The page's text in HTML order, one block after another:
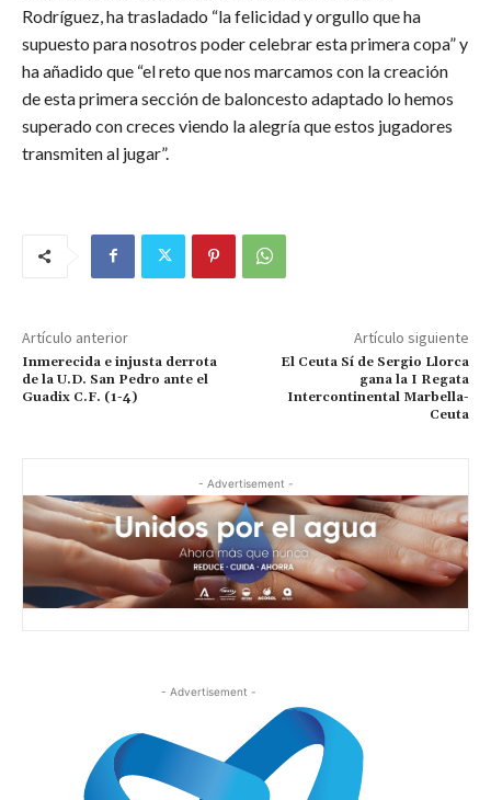
Rodríguez, ha trasladado “la felicidad y orgullo que ha
supuesto para nosotros poder celebrar esta primera copa” y
ha añadido que “el reto que nos marcamos con la creación
de esta primera sección de baloncesto adaptado lo hemos
superado con creces viendo la alegría que estos jugadores
transmiten al jugar”.
Artículo anterior
Inmerecida e injusta derrota
de la U.D. San Pedro ante el
Guadix C.F. (1-4)
Artículo siguiente
El Ceuta Sí de Sergio Llorca
gana la I Regata
Intercontinental Marbella-
Ceuta
- Advertisement -
- Advertisement -